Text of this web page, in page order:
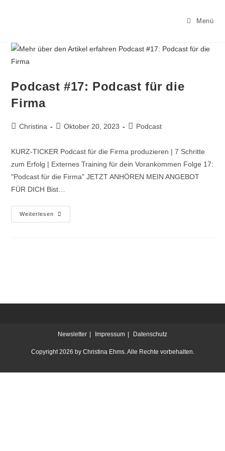
Menü
Podcast #17: Podcast für die
Firma
Christina Oktober 20, 2023 Podcast
KURZ-TICKER Podcast für die Firma produzieren | 7 Schritte
zum Erfolg | Externes Training für dein Vorankommen Folge 17:
"Podcast für die Firma" JETZT ANHÖREN MEIN ANGEBOT
FÜR DICH Bist…
Weiterlesen
Newsletter Impressum Datenschutz
Copyright 2026 by Christina Ehms. Alle Rechte vorbehalten.